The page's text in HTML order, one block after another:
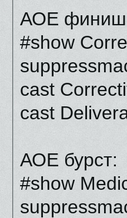
АОЕ
#show
cast
cast
АОЕ бурст:
#show